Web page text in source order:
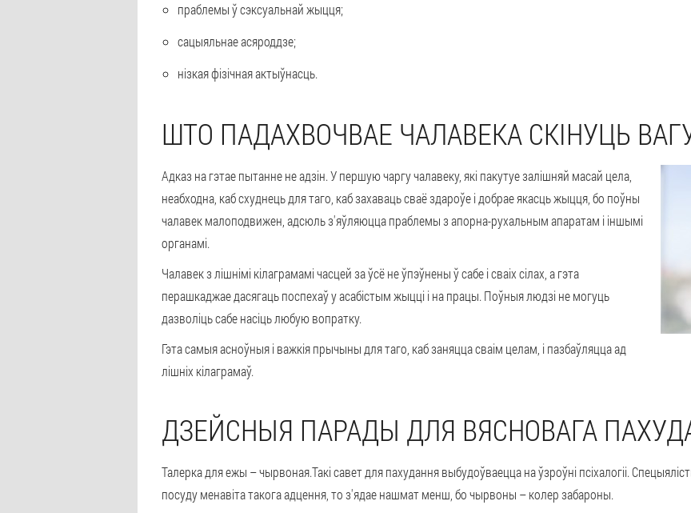
праблемы ў сэксуальнай жыцця;
сацыяльнае асяроддзе;
нізкая фізічная актыўнасць.
ШТО ПАДАХВОЧВАЕ ЧАЛАВЕКА СКІНУЦЬ
Адказ на гэтае пытанне не адзін. У першую чаргу чалавеку, які пакутуе залішняй масай цела,
неабходна, каб схуднець для таго, каб захаваць сваё здароўе і добрае якасць жыцця, бо поўны
чалавек малоподвижен, адсюль з'яўляюцца праблемы з апорна-рухальным апаратам і іншымі
органамі.
Чалавек з лішнімі кілаграмамі часцей за ўсё не ўпэўнены ў сабе і сваіх сілах, а гэта
перашкаджае дасягаць поспехаў у асабістым жыцці і на працы. Поўныя людзі не могуць
дазволіць сабе насіць любую вопратку.
Гэта самыя асноўныя і важкія прычыны для таго, каб заняцца сваім целам, і пазбаўляцца ад
лішніх кілаграмаў.
ДЗЕЙСНЫЯ ПАРАДЫ ДЛЯ ВЯСНОВАГА
Талерка для ежы – чырвоная.Такі савет для пахудання выбудоўваецца на ўзроўні псіхалогіі.
посуду менавіта такога адцення, то з'ядае нашмат менш, бо чырвоны – колер забароны.